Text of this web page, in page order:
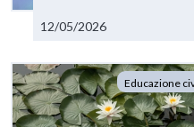
12/05/2026
Educazione